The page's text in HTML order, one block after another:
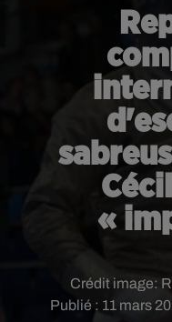
«
Publié : 11 mars
Crédit image: